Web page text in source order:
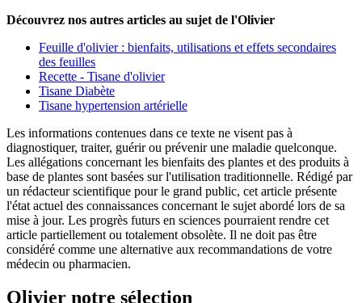
Découvrez nos autres articles au sujet de l'Olivier
Feuille d'olivier : bienfaits, utilisations et effets secondaires
des feuilles
Recette - Tisane d'olivier
Tisane Diabète
Tisane hypertension artérielle
Les informations contenues dans ce texte ne visent pas à
diagnostiquer, traiter, guérir ou prévenir une maladie quelconque.
Les allégations concernant les bienfaits des plantes et des produits à
base de plantes sont basées sur l'utilisation traditionnelle. Rédigé par
un rédacteur scientifique pour le grand public, cet article présente
l'état actuel des connaissances concernant le sujet abordé lors de sa
mise à jour. Les progrès futurs en sciences pourraient rendre cet
article partiellement ou totalement obsolète. Il ne doit pas être
considéré comme une alternative aux recommandations de votre
médecin ou pharmacien.
Olivier notre sélection